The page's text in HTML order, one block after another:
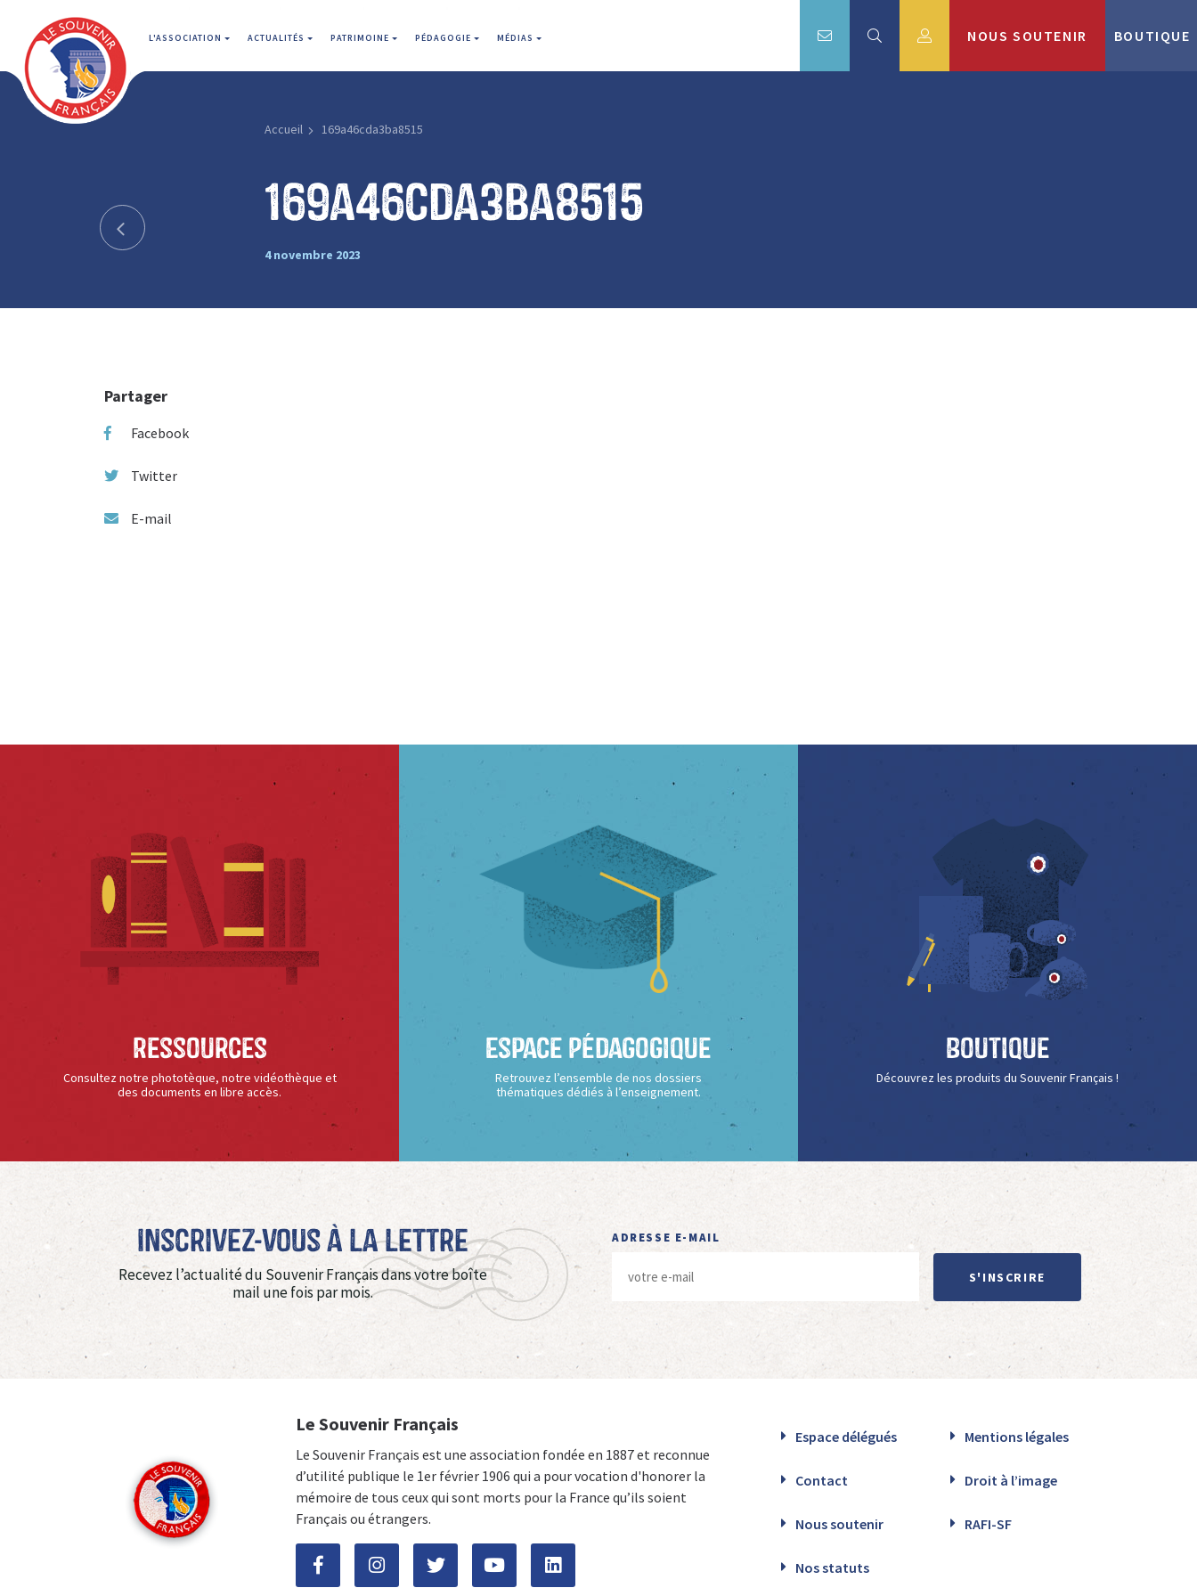
L'ASSOCIATION ACTUALITÉS PATRIMOINE PÉDAGOGIE MÉDIAS NOUS SOUTENIR BOUTIQUE
Accueil 169a46cda3ba8515
169a46cda3ba8515
4 novembre 2023
Partager
Facebook
Twitter
E-mail
Ressources
Consultez notre phototèque, notre vidéothèque et
des documents en libre accès.
Espace Pédagogique
Retrouvez l’ensemble de nos dossiers
thématiques dédiés à l’enseignement.
Boutique
Découvrez les produits du Souvenir Français !
Inscrivez-vous à La Lettre
Recevez l’actualité du Souvenir Français dans votre boîte
mail une fois par mois.
ADRESSE E-MAIL
S'INSCRIRE
Le Souvenir Français
Le Souvenir Français est une association fondée en 1887 et reconnue
d’utilité publique le 1er février 1906 qui a pour vocation d'honorer la
mémoire de tous ceux qui sont morts pour la France qu’ils soient
Français ou étrangers.
Espace délégués Mentions légales
Contact Droit à l’image
Nous soutenir RAFI-SF
Nos statuts